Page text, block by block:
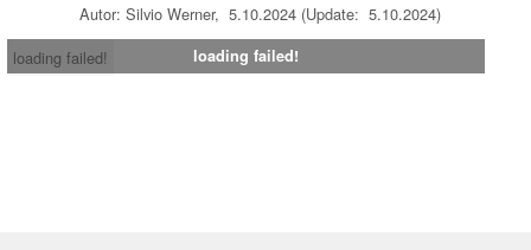
Autor: Silvio Werner, 5.10.2024 (Update: 5.10.2024)
loading failed!
loading failed!